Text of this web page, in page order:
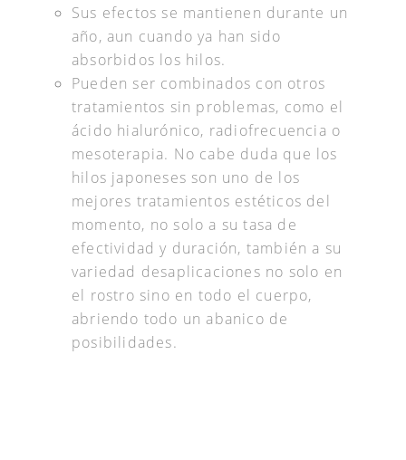
Sus efectos se mantienen durante un
año, aun cuando ya han sido
absorbidos los hilos.
Pueden ser combinados con otros
tratamientos sin problemas, como el
ácido hialurónico, radiofrecuencia o
mesoterapia. No cabe duda que los
hilos japoneses son uno de los
mejores tratamientos estéticos del
momento, no solo a su tasa de
efectividad y duración, también a su
variedad desaplicaciones no solo en
el rostro sino en todo el cuerpo,
abriendo todo un abanico de
posibilidades.